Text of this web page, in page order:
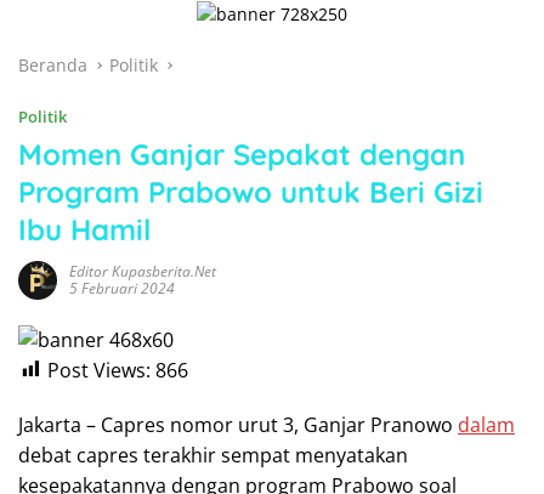
Beranda Politik
Politik
Momen Ganjar Sepakat dengan
Program Prabowo untuk Beri Gizi
Ibu Hamil
Editor Kupasberita.net
5 Februari 2024
Post Views: 866
Jakarta – Capres nomor urut 3, Ganjar Pranowo dalam
debat capres terakhir sempat menyatakan
kesepakatannya dengan program Prabowo soal